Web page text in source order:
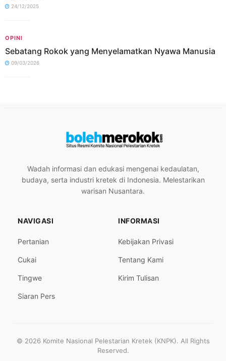
24/12/2025
OPINI
Sebatang Rokok yang Menyelamatkan Nyawa Manusia
09/03/2026
Wadah informasi dan edukasi mengenai kedaulatan,
budaya, serta industri kretek di Indonesia. Melestarikan
warisan Nusantara.
NAVIGASI
Pertanian
Cukai
Tingwe
Siaran Pers
INFORMASI
Kebijakan Privasi
Tentang Kami
Kirim Tulisan
© 2026 Komite Nasional Pelestarian Kretek (KNPK). All Rights
Reserved.